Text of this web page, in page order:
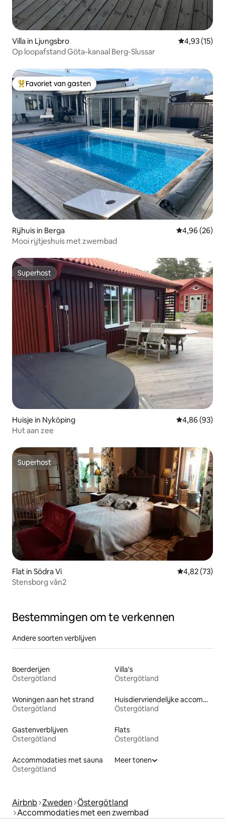
Villa in Ljungsbro Gemiddelde
4,93 (15)
Op loopafstand Göta-kanaal Berg-Slussar
Topfavoriet van gasten
Favoriet van gasten
Rijhuis in Berga Gemiddelde
4,96 (26)
Mooi rijtjeshuis met zwembad
Superhost
Superhost
Huisje in Nyköping Gemiddelde
4,86 (93)
Hut aan zee
Superhost
Superhost
Flat in Södra Vi Gemiddelde
4,82 (73)
Stensborg vån2
Bestemmingen om te verkennen
Andere soorten verblijven
Boerderijen
Östergötland
Villa's
Östergötland
Woningen aan het strand
Östergötland
Huisdiervriendelijke accommodaties
Östergötland
Gastenverblijven
Östergötland
Flats
Östergötland
Accommodaties met sauna
Östergötland
Meer tonen
Airbnb Zweden Östergötland
Accommodaties met een zwembad